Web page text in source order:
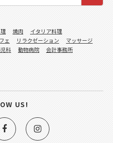
焼肉
イタリア料理
ェ リラクゼーション
マッサージ
科 動物病院
会計事務所
US!